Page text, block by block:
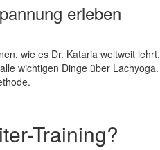
erleben
wie es Dr. Kataria weltweit lehrt.
wichtigen Dinge über Lachyoga.
Training?